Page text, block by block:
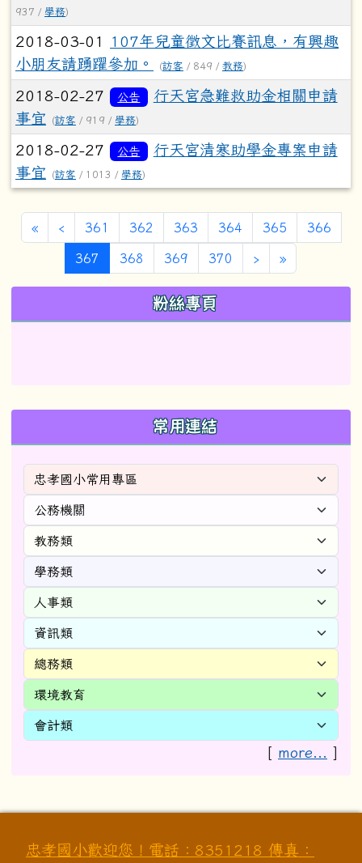
937 / 學務)
2018-03-01
107年兒童徵文比賽訊息，有興趣
小朋友請踴躍參加。
(訪客 / 849 / 教務)
2018-02-27 公告
行天宮急難救助金相關申請
事宜
(訪客 / 919 / 學務)
2018-02-27 公告
行天宮清寒助學金專案申請
事宜
(訪客 / 1013 / 學務)
«第一頁
‹上一頁
361 362 363 364 365 366
367 (目前頁次)
368 369 370 ›下一頁
»最後頁
粉絲專頁
常用連結
[ more... ]
忠孝國小歡迎您！電話：8351218 傳真：